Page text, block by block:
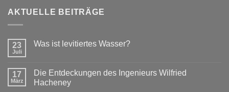
AKTUELLE BEITRÄGE
23
Juli
Was ist levitiertes Wasser?
17
März
Die Entdeckungen des Ingenieurs Wilfried
Hacheney